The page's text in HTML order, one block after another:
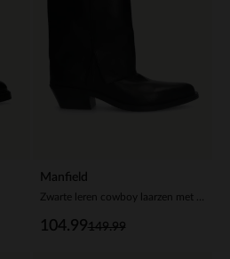
Manfield
149.99
104.99